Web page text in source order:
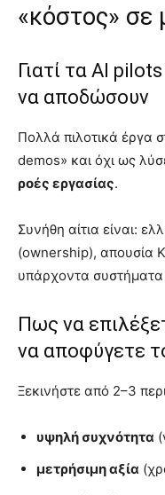
«κόστος» σε
Γιατί τα AI
να αποδώσουν
Πολλά πιλοτικά έργα
demos» και όχι ως
ροές εργασίας.
Συνήθη αίτια είναι:
(ownership), απουσία
υπάρχοντα συστήματα
Πως να
να αποφύγετε
Ξεκινήστε από 2–3
υψηλή συχνότητα
μετρήσιμη αξία